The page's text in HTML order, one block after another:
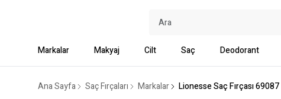
Markalar Makyaj Cilt Saç Deodorant
Ana Sayfa Saç Fırçaları Markalar Lionesse Saç Fırçası 69087